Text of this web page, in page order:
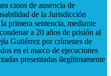
casos de ausencia de
de la Jurisdicción
primera sentencia, mediante
a 20 años de prisión al
Gutiérrez por crímenes de
en el marco de ejecuciones
presentadas ilegítimamente